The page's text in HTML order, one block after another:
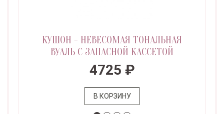
КУШОН - НЕВЕСОМАЯ ТОНАЛЬНАЯ
ВУАЛЬ С ЗАПАСНОЙ КАССЕТОЙ
4725 ₽
В КОРЗИНУ